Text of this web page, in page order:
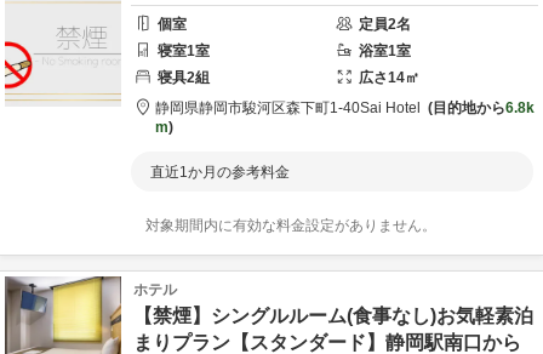
個室
定員2名
寝室1室 浴室1室
寝具2組 広さ14㎡
静岡県静岡市駿河区森下町1-40Sai Hotel 目的地から6.8k
m
直近1か月の参考料金
対象期間内に有効な料金設定がありません。
ホテル
【禁煙】シングルルーム(食事なし)お気軽素泊
まりプラン【スタンダード】静岡駅南口から